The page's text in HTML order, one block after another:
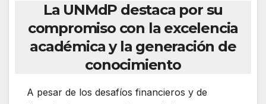
La UNMdP destaca por su
compromiso con la excelencia
académica y la generación de
conocimiento
A pesar de los desafíos financieros y de